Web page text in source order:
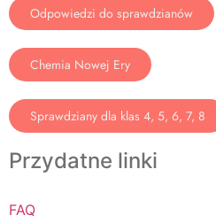
Odpowiedzi do sprawdzianów
Chemia Nowej Ery
Sprawdziany dla klas 4, 5, 6, 7, 8
Przydatne linki
FAQ